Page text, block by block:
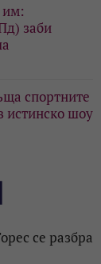
им:
заби
спортните
истинско шоу
се разбра